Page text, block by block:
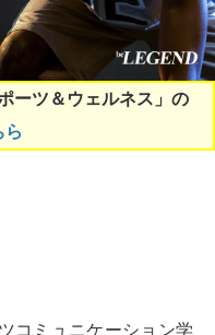
ーツ＆ウェルネス」の
ら
コミュニケーション学